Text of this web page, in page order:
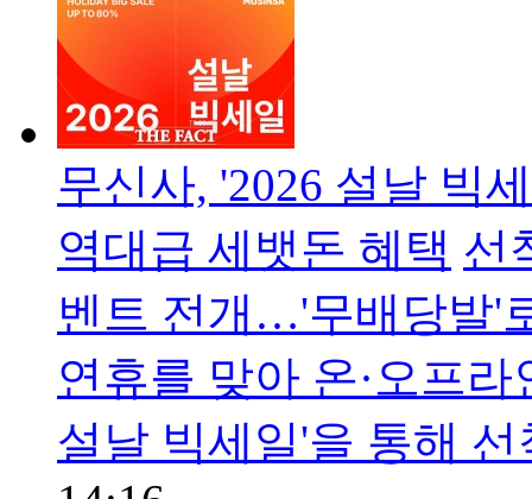
무신사, '2026 설날 빅
역대급 세뱃돈 혜택 선
벤트 전개…'무배당발'
연휴를 맞아 온·오프
설날 빅세일'을 통해